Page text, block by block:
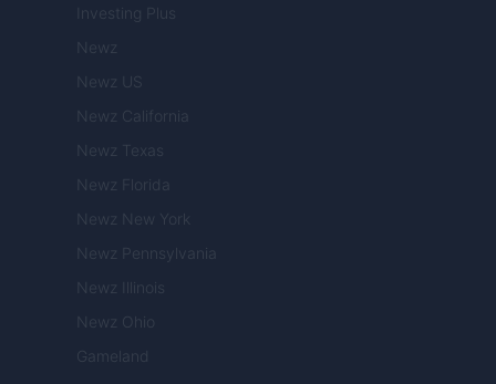
Investing Plus
Newz
Newz US
Newz California
Newz Texas
Newz Florida
Newz New York
Newz Pennsylvania
Newz Illinois
Newz Ohio
Gameland